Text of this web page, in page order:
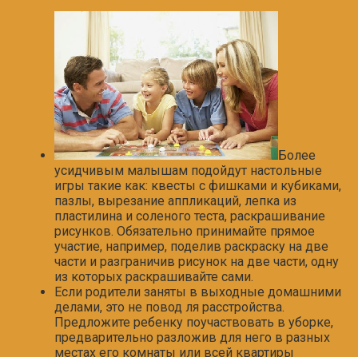
Более
усидчивым малышам подойдут настольные
игры такие как: квесты с фишками и кубиками,
пазлы, вырезание аппликаций, лепка из
пластилина и соленого теста, раскрашивание
рисунков. Обязательно принимайте прямое
участие, например, поделив раскраску на две
части и разграничив рисунок на две части, одну
из которых раскрашивайте сами.
Если родители заняты в выходные домашними
делами, это не повод ля расстройства.
Предложите ребенку поучаствовать в уборке,
предварительно разложив для него в разных
местах его комнаты или всей квартиры